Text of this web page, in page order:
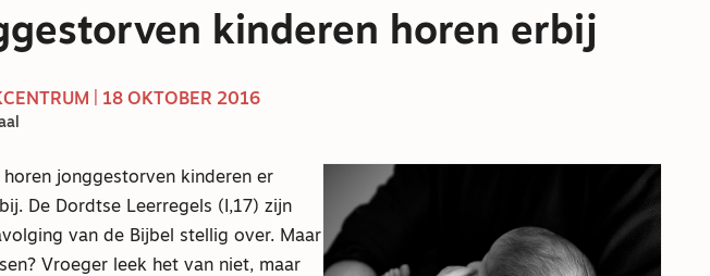
kinderen horen erbij
| 18 OKTOBER 2016
horen jonggestorven kinderen er
De Dordtse Leerregels (I,17) zijn
van de Bijbel stellig over. Maar
Vroeger leek het van niet, maar